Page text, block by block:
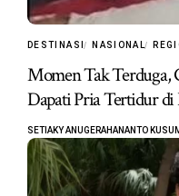
DESTINASI NASIONAL
Momen Tak Terduga,
Dapati Pria Tertidur di
SETIAKY ANUGERAHANANTO